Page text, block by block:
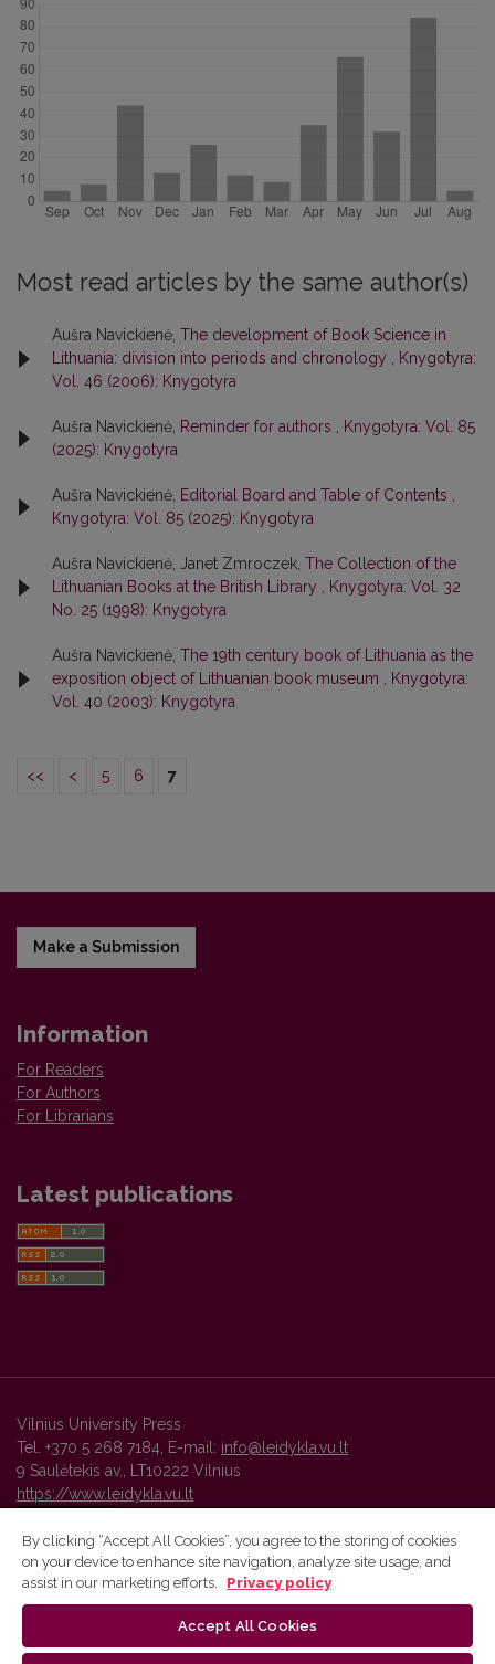
Most read articles by the same author(s)
Aušra Navickienė, The development of Book Science in
Lithuania: division into periods and chronology
Knygotyra:
Vol. 46 (2006): Knygotyra
Aušra Navickienė, Reminder for authors
Knygotyra: Vol. 85
(2025): Knygotyra
Aušra Navickienė, Editorial Board and Table of Contents
Knygotyra: Vol. 85 (2025): Knygotyra
Aušra Navickienė, Janet Zmroczek, The Collection of the
Lithuanian Books at the British Library
Knygotyra: Vol. 32
No. 25 (1998): Knygotyra
Aušra Navickienė, The 19th century book of Lithuania as the
exposition object of Lithuanian book museum
Knygotyra:
Vol. 40 (2003): Knygotyra
<< < 5 6 7
Make a Submission
Information
For Readers
For Authors
For Librarians
Latest publications
Vilnius University Press
Tel. +370 5 268 7184, E-mail: info@leidykla.vu.lt
9 Saulėtekis av., LT10222 Vilnius
https://www.leidykla.vu.lt
Vilnius University Press platform and metadata are distributed by
By clicking “Accept All Cookies”, you agree to the storing of cookies
on your device to enhance site navigation, analyze site usage, and
assist in our marketing efforts.
Privacy policy
Accept All Cookies